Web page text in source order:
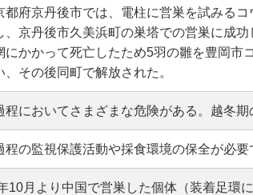
都府京丹後市では、電柱に営巣を試みる
、京丹後市久美浜町の巣塔での営巣に成
にかかって死亡したため5羽の雛を豊岡市
、その後同町で解放された。
程においてさまざまな危険がある。越冬期
程の監視保護活動や採食環境の保全が必要
10月より中国で営巣した個体（装着足環